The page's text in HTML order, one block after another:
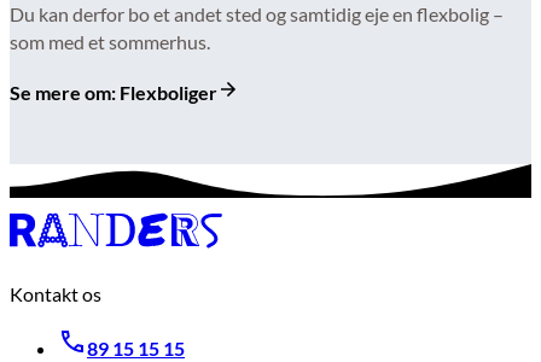
Du kan derfor bo et andet sted og samtidig eje en flexbolig –
som med et sommerhus.
Se mere om: Flexboliger
Kontakt os
89 15 15 15